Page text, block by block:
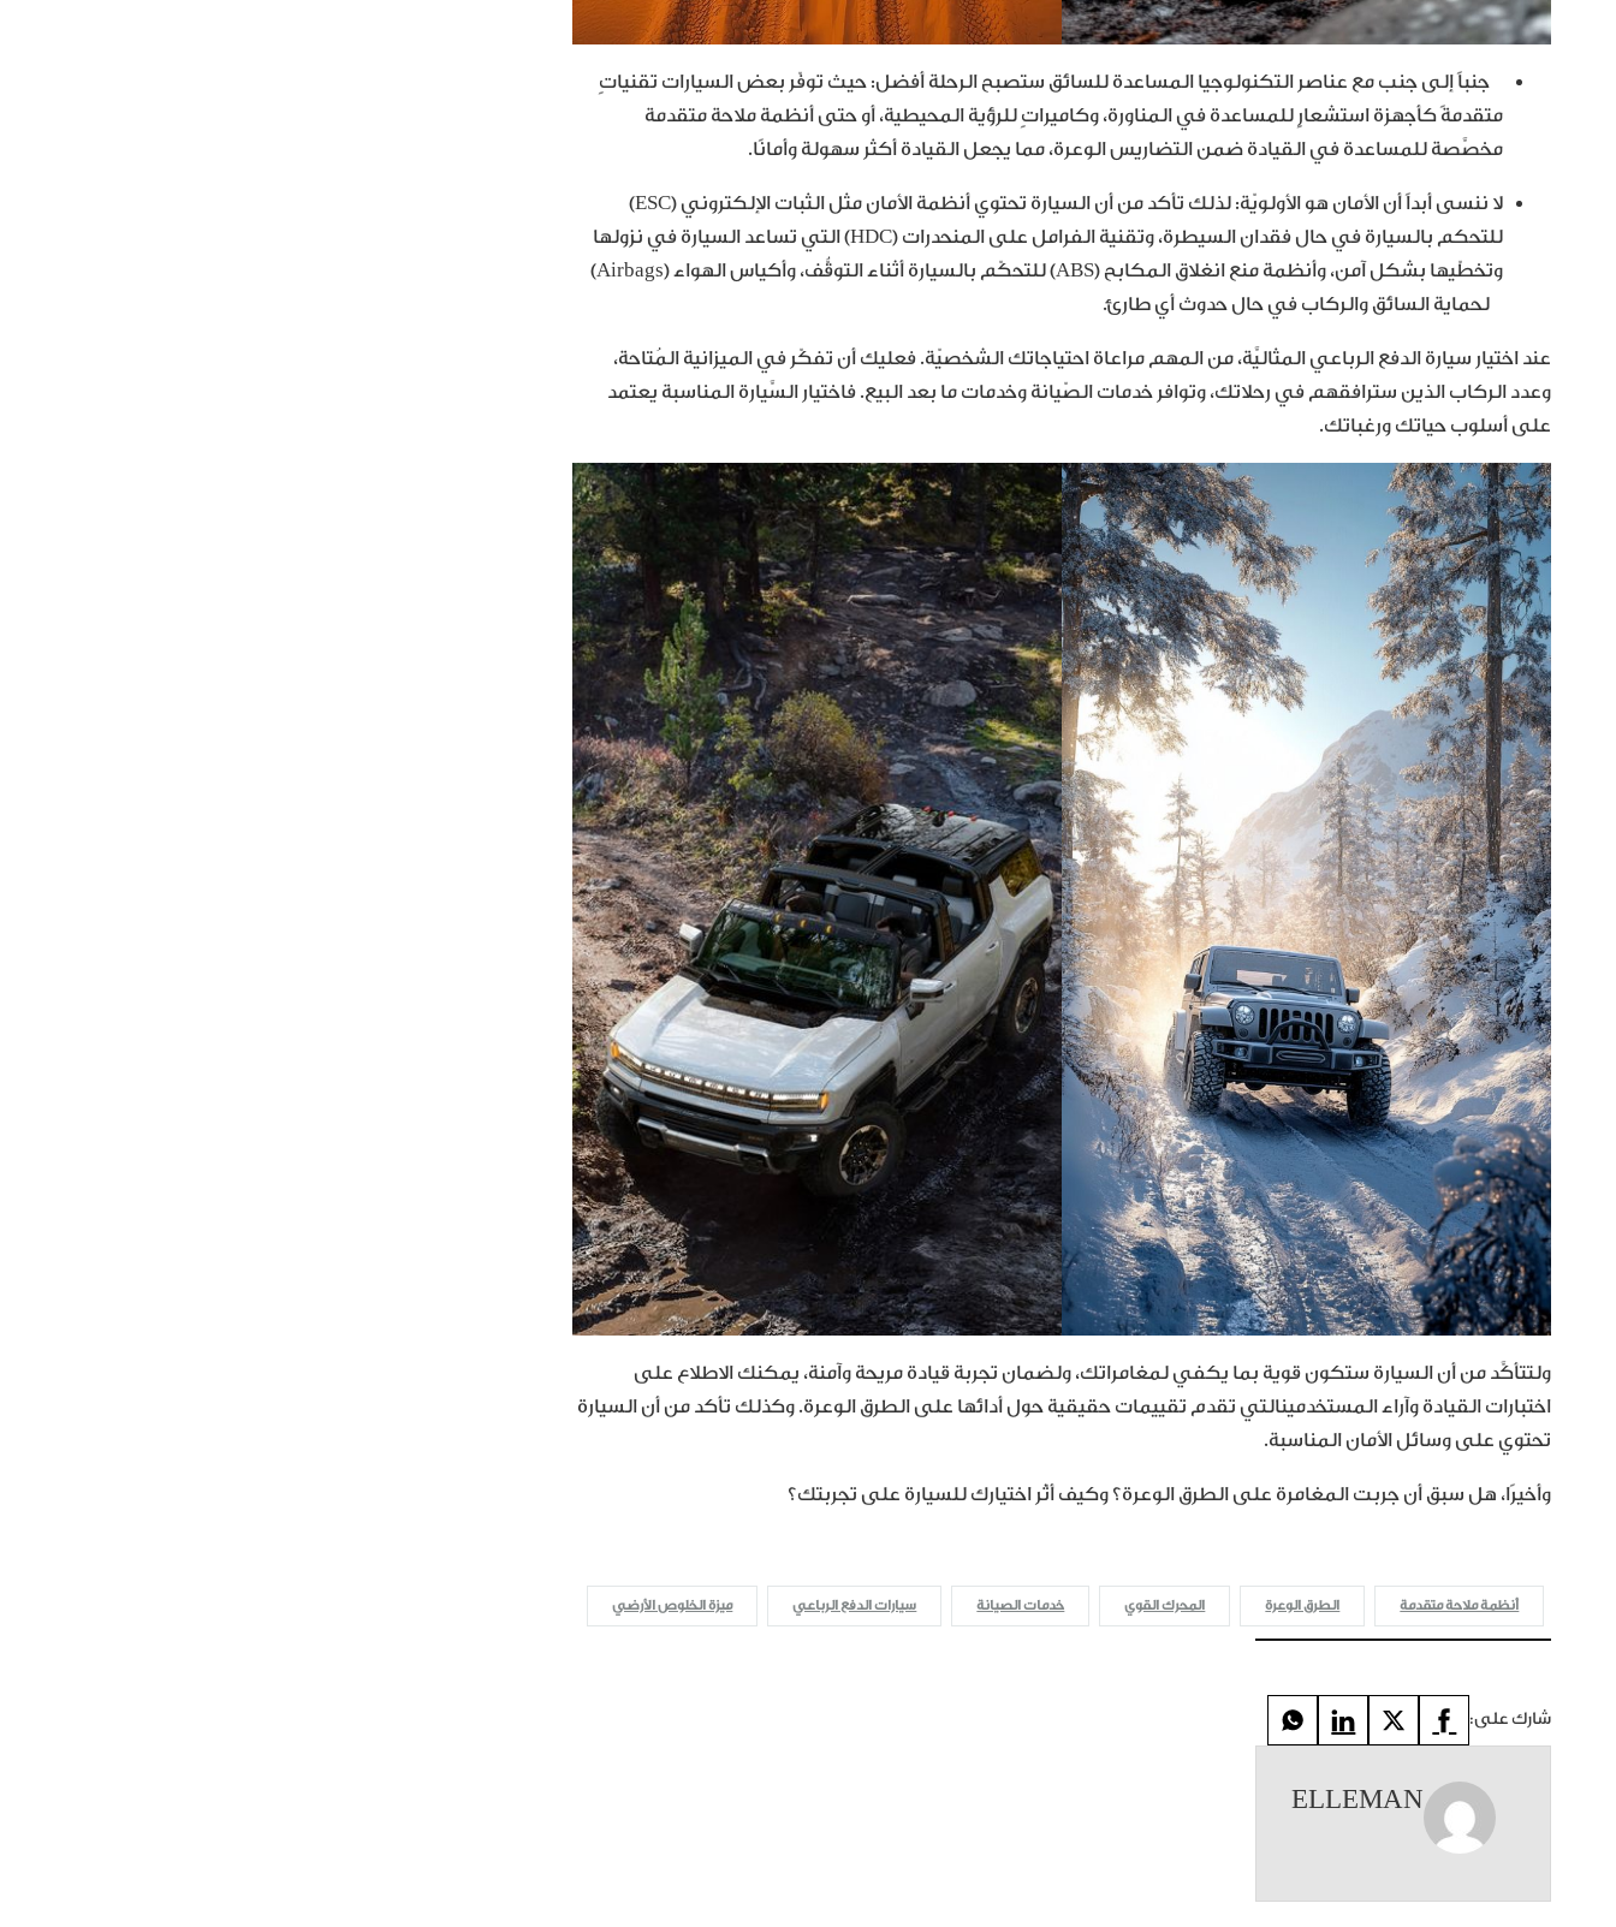
جنباً إلى جنب مع عناصر التكنولوجيا المساعدة للسائق ستصبح الرحلة أفضل: حيث توفّر بعض السيارات تقنياتٍ
متقدمةً كأجهزة استشعارٍ للمساعدة في المناورة، وكاميراتٍ للرؤية المحيطية، أو حتى أنظمة ملاحة متقدمة
مخصَّصة للمساعدة في القيادة ضمن التضاريس الوعرة، مما يجعل القيادة أكثر سهولة وأمانًا.
لا ننسى أبداً أن الأمان هو الأولويّة: لذلك تأكد من أن السيارة تحتوي أنظمة الأمان مثل الثبات الإلكتروني (ESC)
للتحكم بالسيارة في حال فقدان السيطرة، وتقنية الفرامل على المنحدرات (HDC) التي تساعد السيارة في نزولها
وتخطّيها بشكل آمن، وأنظمة منع انغلاق المكابح (ABS) للتحكّم بالسيارة أثناء التوقُّف، وأكياس الهواء (Airbags)
لحماية السائق والركاب في حال حدوث أي طارئ.
عند اختيار سيارة الدفع الرباعي المثاليَّة، من المهم مراعاة احتياجاتك الشخصيّة. فعليك أن تفكّر في الميزانية المُتاحة،
وعدد الركاب الذين سترافقهم في رحلاتك، وتوافر خدمات الصّيانة وخدمات ما بعد البيع. فاختيار السَّيارة المناسبة يعتمد
على أسلوب حياتك ورغباتك.
ولتتأكَّد من أن السيارة ستكون قوية بما يكفي لمغامراتك، ولضمان تجربة قيادة مريحة وآمنة، يمكنك الاطلاع على
اختبارات القيادة وآراء المستخدمينالتي تقدم تقييمات حقيقية حول أدائها على الطرق الوعرة. وكذلك تأكد من أن السيارة
تحتوي على وسائل الأمان المناسبة.
وأخيرًا، هل سبق أن جربت المغامرة على الطرق الوعرة؟ وكيف أثّر اختيارك للسيارة على تجربتك؟
أنظمة ملاحة متقدمة الطرق الوعرة المحرك القوي خدمات الصيانة سيارات الدفع الرباعي ميزة الخلوص الأرضي
شارك على:
ELLEMAN